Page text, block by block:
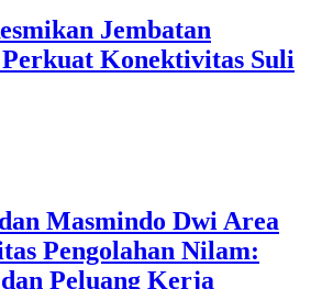
Jembatan
Konektivitas Suli
Masmindo Dwi Area
Pengolahan Nilam:
Peluang Kerja